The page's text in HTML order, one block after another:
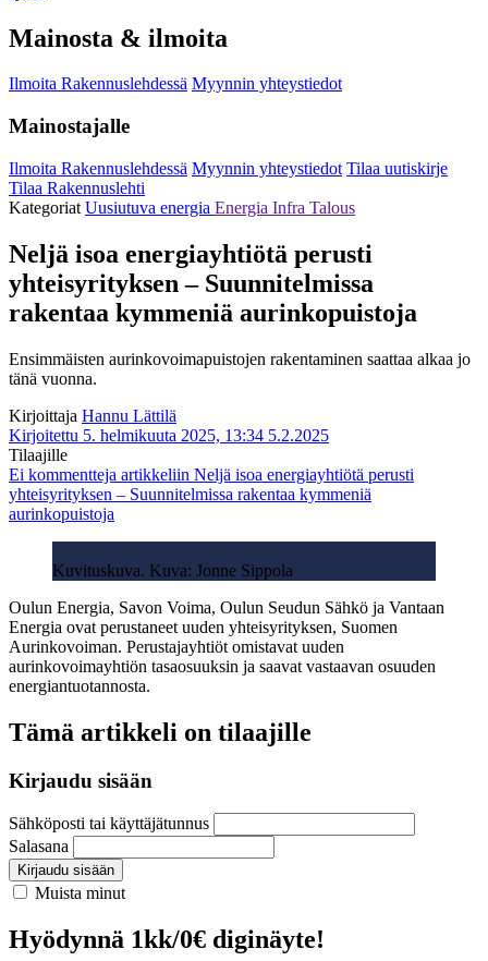
Mainosta & ilmoita
Ilmoita Rakennuslehdessä Myynnin yhteystiedot
Mainostajalle
Ilmoita Rakennuslehdessä Myynnin yhteystiedot Tilaa uutiskirje
Tilaa Rakennuslehti
Kategoriat Uusiutuva energia Energia Infra Talous
Neljä isoa energiayhtiötä perusti
yhteisyrityksen – Suunnitelmissa
rakentaa kymmeniä aurinkopuistoja
Ensimmäisten aurinkovoimapuistojen rakentaminen saattaa alkaa jo
tänä vuonna.
Kirjoittaja Hannu Lättilä
Kirjoitettu 5. helmikuuta 2025, 13:34 5.2.2025
Tilaajille
Ei kommentteja artikkeliin Neljä isoa energiayhtiötä perusti
yhteisyrityksen – Suunnitelmissa rakentaa kymmeniä
aurinkopuistoja
Kuvituskuva. Kuva: Jonne Sippola
Oulun Energia, Savon Voima, Oulun Seudun Sähkö ja Vantaan
Energia ovat perustaneet uuden yhteisyrityksen, Suomen
Aurinkovoiman. Perustajayhtiöt omistavat uuden
aurinkovoimayhtiön tasaosuuksin ja saavat vastaavan osuuden
energiantuotannosta.
Tämä artikkeli on tilaajille
Kirjaudu sisään
Sähköposti tai käyttäjätunnus
Salasana
Kirjaudu sisään
Muista minut
Hyödynnä 1kk/0€ diginäyte!